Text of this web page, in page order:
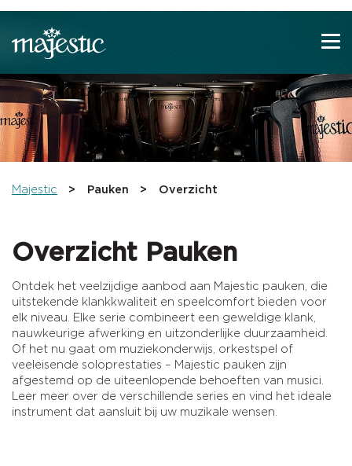
Don't show this message again
Majestic Pauken Overzicht
Overzicht Pauken
Ontdek het veelzijdige aanbod aan Majestic pauken, die
uitstekende klankkwaliteit en speelcomfort bieden voor
elk niveau. Elke serie combineert een geweldige klank,
nauwkeurige afwerking en uitzonderlijke duurzaamheid.
Of het nu gaat om muziekonderwijs, orkestspel of
veeleisende soloprestaties – Majestic pauken zijn
afgestemd op de uiteenlopende behoeften van musici.
Leer meer over de verschillende series en vind het ideale
instrument dat aansluit bij uw muzikale wensen.